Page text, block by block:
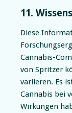
11.
Diese
Cannabis-
von Spritzer
variieren. Es
Cannabis bei
Wirkungen